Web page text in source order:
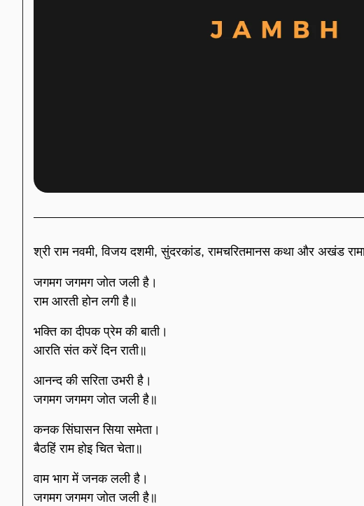
श्री राम नवमी, विजय दशमी, सुंदरकांड, रामचरितमानस कथा और अखंड
जगमग जगमग जोत जली है।
राम आरती होन लगी है॥
भक्ति का दीपक प्रेम की बाती।
आरति संत करें दिन राती॥
आनन्द की सरिता उभरी है।
जगमग जगमग जोत जली है॥
कनक सिंघासन सिया समेता।
बैठहिं राम होइ चित चेता॥
वाम भाग में जनक लली है।
जगमग जगमग जोत जली है॥